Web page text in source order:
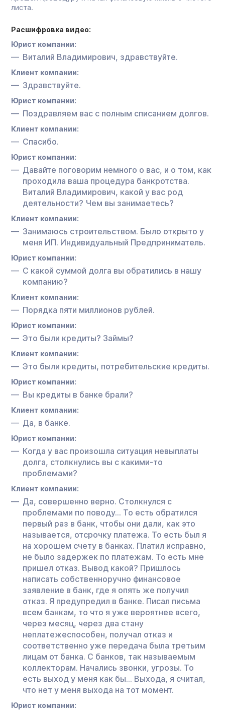
листа.
Расшифровка видео:
Юрист компании:
Виталий Владимирович, здравствуйте.
Клиент компании:
Здравствуйте.
Юрист компании:
Поздравляем вас с полным списанием долгов.
Клиент компании:
Спасибо.
Юрист компании:
Давайте поговорим немного о вас, и о том, как
проходила ваша процедура банкротства.
Виталий Владимирович, какой у вас род
деятельности? Чем вы занимаетесь?
Клиент компании:
Занимаюсь строительством. Было открыто у
меня ИП. Индивидуальный Предприниматель.
Юрист компании:
С какой суммой долга вы обратились в нашу
компанию?
Клиент компании:
Порядка пяти миллионов рублей.
Юрист компании:
Это были кредиты? Займы?
Клиент компании:
Это были кредиты, потребительские кредиты.
Юрист компании:
Вы кредиты в банке брали?
Клиент компании:
Да, в банке.
Юрист компании:
Когда у вас произошла ситуация невыплаты
долга, столкнулись вы с какими-то
проблемами?
Клиент компании:
Да, совершенно верно. Столкнулся с
проблемами по поводу… То есть обратился
первый раз в банк, чтобы они дали, как это
называется, отсрочку платежа. То есть был я
на хорошем счету в банках. Платил исправно,
не было задержек по платежам. То есть мне
пришел отказ. Вывод какой? Пришлось
написать собственноручно финансовое
заявление в банк, где я опять же получил
отказ. Я предупредил в банке. Писал письма
всем банкам, то что я уже вероятнее всего,
через месяц, через два стану
неплатежеспособен, получал отказ и
соответственно уже передача была третьим
лицам от банка. С банков, так называемым
коллекторам. Начались звонки, угрозы. То
есть выход у меня как бы… Выхода, я считал,
что нет у меня выхода на тот момент.
Юрист компании: